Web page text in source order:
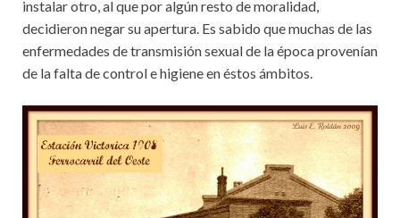
instalar otro, al que por algún resto de moralidad,
decidieron negar su apertura. Es sabido que muchas de las
enfermedades de transmisión sexual de la época provenían
de la falta de control e higiene en éstos ámbitos.